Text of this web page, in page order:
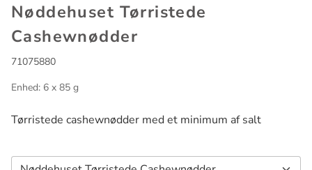
Nøddehuset Tørristede
Cashewnødder
71075880
Enhed: 6 x 85 g
Tørristede cashewnødder med et minimum af salt